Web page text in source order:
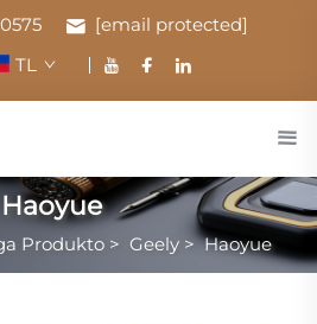
[email protected]
TL
Haoyue
Produkto > Geely >Haoyue